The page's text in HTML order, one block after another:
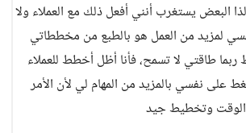
البعض يستغرب أنني أفعل ذلك مع العملاء ولا
لمزيد من العمل هو بالطبع من مخططاتي
طاقتي لا تسمح، فأنا أظل أخطط للعملاء
على نفسي بالمزيد من المهام لي لأن الأمر
وتخطيط جيد